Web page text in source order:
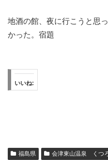
地酒の館、夜に行こうと思
かった。宿題
いいね:
福島県 会津東山温泉 くつ